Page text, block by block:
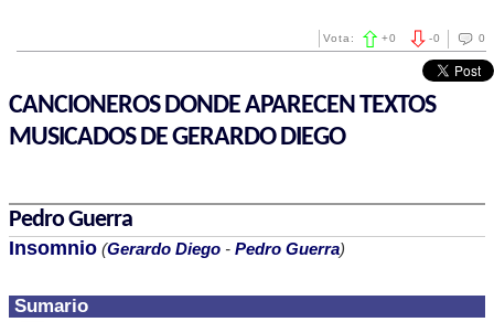
0
-0
Vota: +0
CANCIONEROS DONDE APARECEN TEXTOS
MUSICADOS DE GERARDO DIEGO
Sumario
Pedro Guerra
Insomnio (Gerardo Diego - Pedro Guerra)